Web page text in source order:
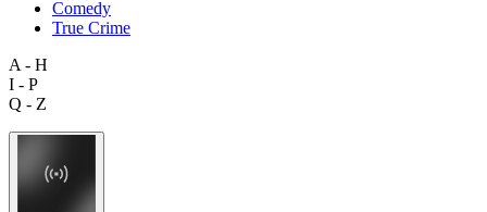
Comedy
True Crime
A - H
I - P
Q - Z